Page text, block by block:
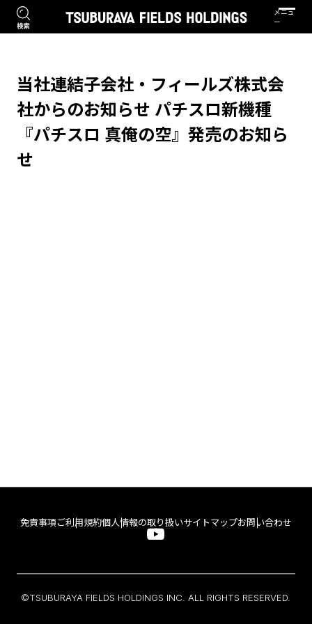
当社連結子会社・フィールズ株式会
社からのお知らせ パチスロ新機種
『パチスロ 真俺の空』発売のお知ら
せ
免責事項 ご利用規約個人情報の取り扱いサイトマップお問い合わせ
©TSUBURAYA FIELDS HOLDINGS INC. ALL RIGHTS RESERVED.